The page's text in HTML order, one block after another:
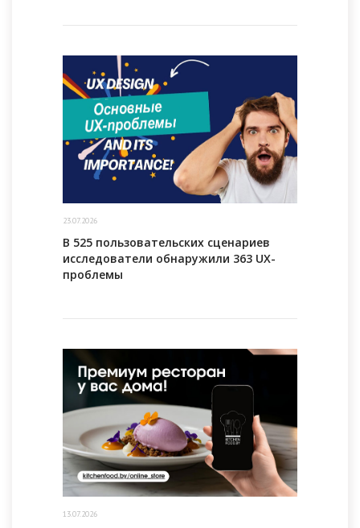
23.07.2026
В 525 пользовательских сценариев
исследователи обнаружили 363 UX-
проблемы
13.07.2026